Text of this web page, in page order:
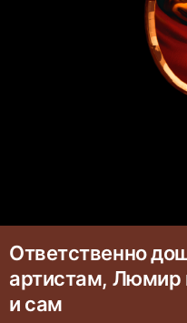
Ответственно
артистам, Люмир
и сам